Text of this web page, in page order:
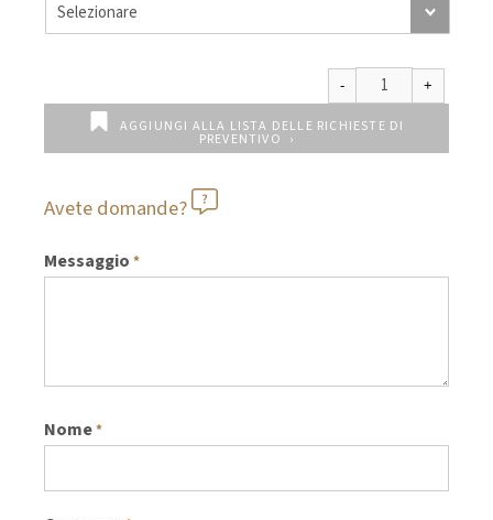
AGGIUNGI ALLA LISTA DELLE RICHIESTE DI
PREVENTIVO
Avete domande?
Messaggio *
Nome*